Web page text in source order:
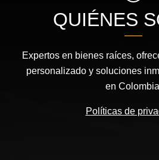
QUIÉNES
Expertos en bienes raíces,
personalizado y soluciones
en
Políticas de